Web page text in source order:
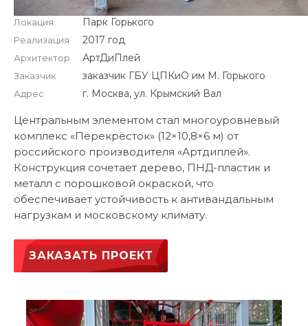
Локация
Реализация
Архитектор
Заказчик
Адрес
Парк Горького
2017 год
АртДиПлей
заказчик ГБУ ЦПКиО им М. Горького
г. Москва, ул. Крымский Вал
Центральным элементом стал многоуровневый
комплекс «Перекрёсток» (12×10,8×6 м) от
российского производителя «Артдиплей».
Конструкция сочетает дерево, ПНД-пластик и
металл с порошковой окраской, что
обеспечивает устойчивость к антивандальным
нагрузкам и московскому климату.
ЗАКАЗАТЬ ПРОЕКТ